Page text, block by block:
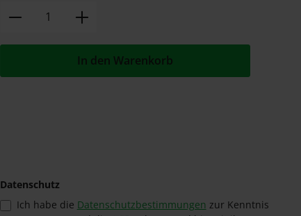
Produkt Anzahl: Gib den
In den Warenkorb
Datenschutz
Ich habe die Datenschutzbestimmungen zur Kenntnis